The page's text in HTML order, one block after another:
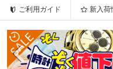
ご利用ガイド 新入荷